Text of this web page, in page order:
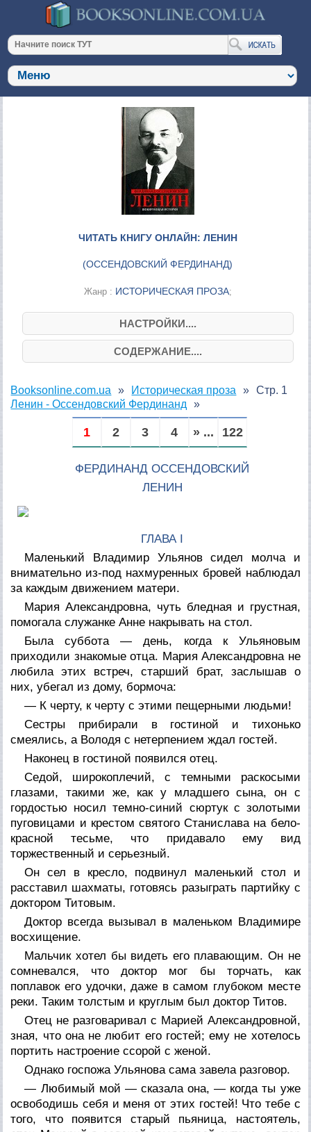
ЧИТАТЬ КНИГУ ОНЛАЙН: ЛЕНИН
(ОССЕНДОВСКИЙ ФЕРДИНАНД)
Жанр : ИСТОРИЧЕСКАЯ ПРОЗА;
НАСТРОЙКИ....
СОДЕРЖАНИЕ....
Booksonline.com.ua
Историческая проза
Ленин - Оссендовский Фердинанд
Стр. 1
1 2 3 4 » ... 122
ФЕРДИНАНД ОССЕНДОВСКИЙ
ЛЕНИН
ГЛАВА I
Маленький Владимир Ульянов сидел молча и
внимательно из-под нахмуренных бровей наблюдал
за каждым движением матери.
Мария Александровна, чуть бледная и грустная,
помогала служанке Анне накрывать на стол.
Была суббота — день, когда к Ульяновым
приходили знакомые отца. Мария Александровна не
любила этих встреч, старший брат, заслышав о
них, убегал из дому, бормоча:
— К черту, к черту с этими пещерными людьми!
Сестры прибирали в гостиной и тихонько
смеялись, а Володя с нетерпением ждал гостей.
Наконец в гостиной появился отец.
Седой, широкоплечий, с темными раскосыми
глазами, такими же, как у младшего сына, он с
гордостью носил темно-синий сюртук с золотыми
пуговицами и крестом святого Станислава на бело-
красной тесьме, что придавало ему вид
торжественный и серьезный.
Он сел в кресло, подвинул маленький стол и
расставил шахматы, готовясь разыграть партийку с
доктором Титовым.
Доктор всегда вызывал в маленьком Владимире
восхищение.
Мальчик хотел бы видеть его плавающим. Он не
сомневался, что доктор мог бы торчать, как
поплавок его удочки, даже в самом глубоком месте
реки. Таким толстым и круглым был доктор Титов.
Отец не разговаривал с Марией Александровной,
зная, что она не любит его гостей; ему не хотелось
портить настроение ссорой с женой.
Однако госпожа Ульянова сама завела разговор.
— Любимый мой — сказала она, — когда ты уже
освободишь себя и меня от этих гостей! Что тебе с
того, что появится старый пьяница, настоятель,